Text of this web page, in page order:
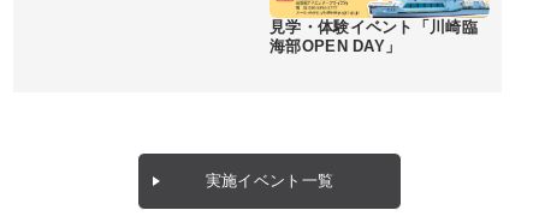
見学・体験イベント「川崎臨
海部OPEN DAY」
実施イベント一覧